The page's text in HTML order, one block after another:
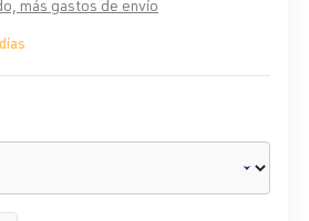
más gastos de envío